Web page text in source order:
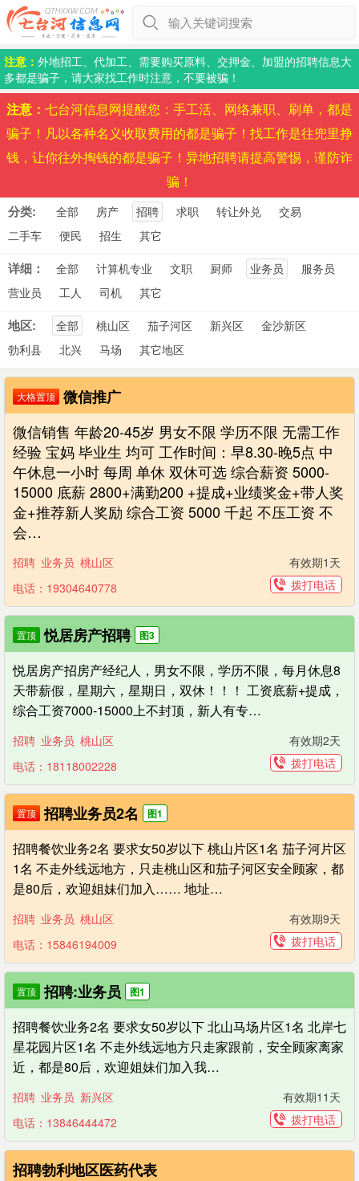
输入关键词搜索
注意： 外地招工、代加工、需要购买原料、交押金、加盟的招聘信息大
多都是骗子，请大家找工作时注意，不要被骗！
注意： 七台河信息网提醒您：手工活、网络兼职、刷单，都是
骗子！凡以各种名义收取费用的都是骗子！找工作是往兜里挣
钱，让你往外掏钱的都是骗子！异地招聘请提高警惕，谨防诈
骗！
分类: 全部 房产 招聘 求职 转让外兑
交易
二手车
便民 招生 其它
详细： 全部 计算机专业 文职 厨师 业务员
服务员
营业员
工人 司机 其它
地区: 全部 桃山区 茄子河区 新兴区
金沙新区
勃利县
北兴 马场 其它地区
大格置顶 微信推广
微信销售 年龄20-45岁 男女不限 学历不限 无需工作
经验 宝妈 毕业生 均可 工作时间：早8.30-晚5点 中
午休息一小时 每周 单休 双休可选 综合薪资 5000-
15000 底薪 2800+满勤200 +提成+业绩奖金+带人奖
金+推荐新人奖励 综合工资 5000 千起 不压工资 不
会…
招聘 业务员 桃山区
有效期1天
电话：19304640778
拨打电话
置顶 悦居房产招聘 图3
悦居房产招房产经纪人，男女不限，学历不限，每月休息8
天带薪假，星期六，星期日，双休！！！ 工资底薪+提成，
综合工资7000-15000上不封顶，新人有专…
招聘 业务员 桃山区
有效期2天
电话：18118002228
拨打电话
置顶 招聘业务员2名 图1
招聘餐饮业务2名 要求女50岁以下 桃山片区1名 茄子河片区
1名 不走外线远地方，只走桃山区和茄子河区安全顾家，都
是80后，欢迎姐妹们加入…… 地址…
招聘 业务员 桃山区
有效期9天
电话：15846194009
拨打电话
置顶 招聘:业务员 图1
招聘餐饮业务2名 要求女50岁以下 北山马场片区1名 北岸七
星花园片区1名 不走外线远地方只走家跟前，安全顾家离家
近，都是80后，欢迎姐妹们加入我…
招聘 业务员 新兴区
有效期11天
电话：13846444472
拨打电话
招聘勃利地区医药代表